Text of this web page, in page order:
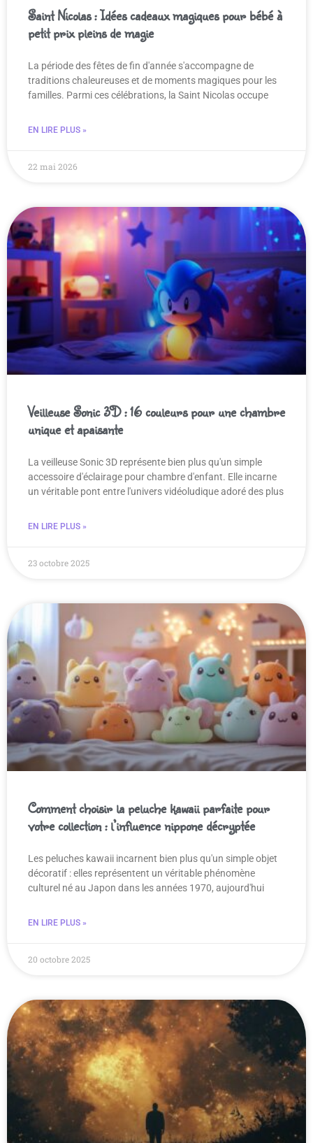
Saint Nicolas : Idées cadeaux magiques pour bébé à
petit prix pleins de magie
La période des fêtes de fin d'année s'accompagne de
traditions chaleureuses et de moments magiques pour les
familles. Parmi ces célébrations, la Saint Nicolas occupe
EN LIRE PLUS »
22 mai 2026
Veilleuse Sonic 3D : 16 couleurs pour une chambre
unique et apaisante
La veilleuse Sonic 3D représente bien plus qu'un simple
accessoire d'éclairage pour chambre d'enfant. Elle incarne
un véritable pont entre l'univers vidéoludique adoré des plus
EN LIRE PLUS »
23 octobre 2025
Comment choisir la peluche kawaii parfaite pour
votre collection : l’influence nippone décryptée
Les peluches kawaii incarnent bien plus qu'un simple objet
décoratif : elles représentent un véritable phénomène
culturel né au Japon dans les années 1970, aujourd'hui
EN LIRE PLUS »
20 octobre 2025